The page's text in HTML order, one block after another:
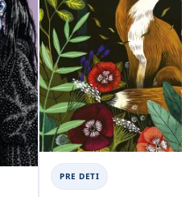
PRE DETI